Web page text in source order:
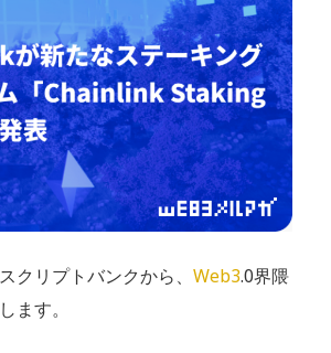
クリプトバンクから、 Web3.0界隈
ます。